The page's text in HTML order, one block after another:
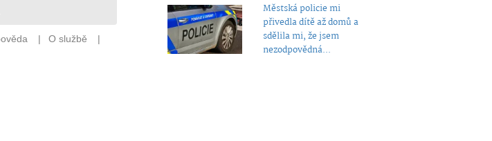
Městská policie mi
přivedla dítě až domů a
sdělila mi, že jsem
nezodpovědná...